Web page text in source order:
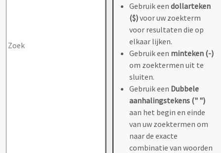
Gebruik een dollarteken
($)voor uw zoekterm
voor resultaten die op
elkaar lijken.
Gebruik een minteken (-)
om zoektermen uit te
sluiten.
Gebruik een Dubbele
aanhalingstekens (" ")
aan het begin en einde
van uw zoektermen om
naar de exacte
combinatie van woorden